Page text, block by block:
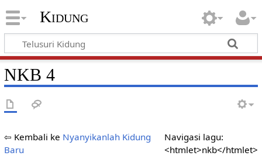
Kidung
NKB 4
Navigasi lagu:
<htmlet>nkb</htmlet>
⇦ Kembali ke Nyanyikanlah Kidung
Baru